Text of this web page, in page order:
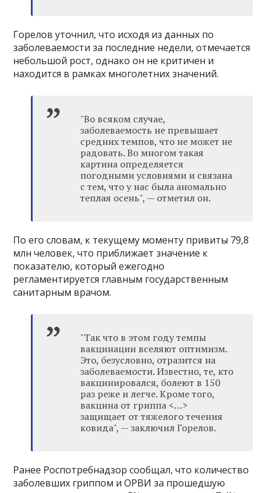
Горелов уточнил, что исходя из данных по
заболеваемости за последние недели, отмечается
небольшой рост, однако он не критичен и
находится в рамках многолетних значений.
"Во всяком случае,
заболеваемость не превышает
средних темпов, что не может не
радовать. Во многом такая
картина определяется
погодными условиями и связана
с тем, что у нас была аномально
теплая осень", — отметил он.
По его словам, к текущему моменту привиты 79,8
млн человек, что приближает значение к
показателю, который ежегодно
регламентируется главным государственным
санитарным врачом.
"Так что в этом году темпы
вакцинации вселяют оптимизм.
Это, безусловно, отразится на
заболеваемости. Известно, те, кто
вакцинировался, болеют в 150
раз реже и легче. Кроме того,
вакцина от гриппа <…>
защищает от тяжелого течения
ковида", — заключил Горелов.
Ранее Роспотребнадзор сообщал, что количество
заболевших гриппом и ОРВИ за прошедшую